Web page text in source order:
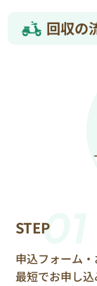
回収の
STEP01
申込フォーム
最短でお申し込